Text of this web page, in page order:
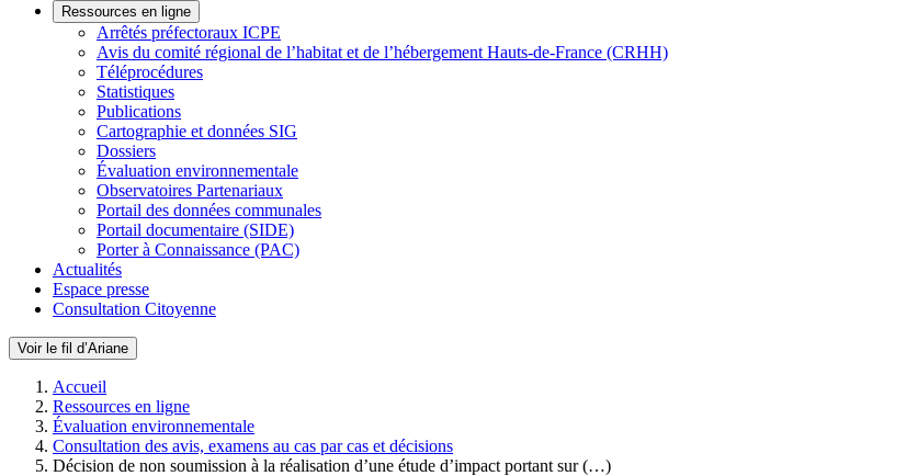
Ressources en ligne
Arrêtés préfectoraux ICPE
Avis du comité régional de l’habitat et de l’hébergement Hauts-de-France (CRHH)
Téléprocédures
Statistiques
Publications
Cartographie et données SIG
Dossiers
Évaluation environnementale
Observatoires Partenariaux
Portail des données communales
Portail documentaire (SIDE)
Porter à Connaissance (PAC)
Actualités
Espace presse
Consultation Citoyenne
Voir le fil d’Ariane
Accueil
Ressources en ligne
Évaluation environnementale
Consultation des avis, examens au cas par cas et décisions
Décision de non soumission à la réalisation d’une étude d’impact portant sur (…)